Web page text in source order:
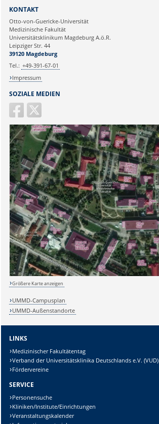
Ihre E-Mailadresse:
Ihr Anliegen:
Sicherheitsabfrage:
Lösung:
SOZIALE MEDIEN
KONTAKT
Otto-von-Guericke-Universität
Medizinische Fakultät
Universitätsklinikum Magdeburg A.ö.R.
Leipziger Str. 44
39120 Magdeburg
Tel.: +49-391-67-01
Impressum
Größere Karte anzeigen
UMMD-Campusplan
UMMD-Außenstandorte
LINKS
Medizinischer Fakultätentag
Verband der Universitätsklinika Deutschlands e.V. (VUD)
Fördervereine
SERVICE
Personensuche
Kliniken/Institute/Einrichtungen
Veranstaltungskalender